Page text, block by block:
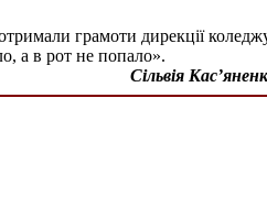
грамоти дирекції
а в рот не попало».
Сільвія